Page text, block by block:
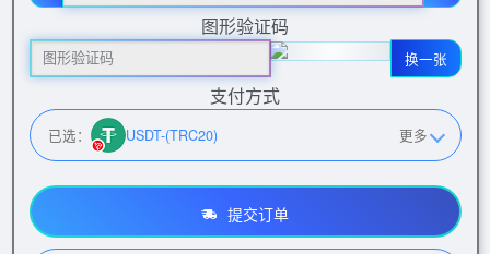
图形验证码
换一张
支付方式
已选： USDT-(TRC20) 更多
提交订单